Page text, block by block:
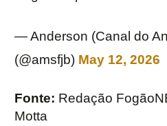
— Anderson (Canal do
(@amsfjb) May 12, 2026
Fonte: Redação
Motta